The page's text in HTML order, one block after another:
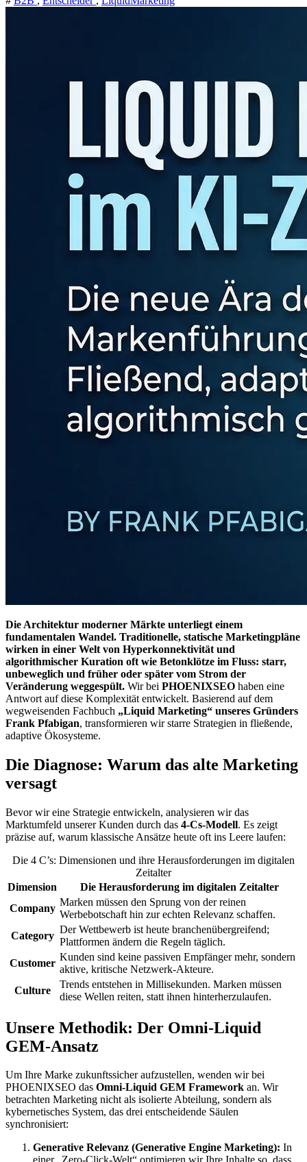
Die Architektur moderner Märkte unterliegt einem
fundamentalen Wandel. Traditionelle, statische Marketingpläne
wirken in einer Welt von Hyperkonnektivität und
algorithmischer Kuration oft wie Betonklötze im Fluss: starr,
unbeweglich und früher oder später vom Strom der
Veränderung weggespült. Wir bei PHOENIXSEO haben eine
Antwort auf diese Komplexität entwickelt. Basierend auf dem
wegweisenden Fachbuch „Liquid Marketing“ unseres Gründers
Frank Pfabigan, transformieren wir starre Strategien in fließende,
adaptive Ökosysteme.
Die Diagnose: Warum das alte Marketing
versagt
Bevor wir eine Strategie entwickeln, analysieren wir das
Marktumfeld unserer Kunden durch das 4-Cs-Modell. Es zeigt
präzise auf, warum klassische Ansätze heute oft ins Leere laufen:
Die 4 C’s: Dimensionen und ihre Herausforderungen im digitalen
Zeitalter
Dimension
Die Herausforderung im digitalen Zeitalter
Company
Marken müssen den Sprung von der reinen
Werbebotschaft hin zur echten Relevanz schaffen.
Category
Der Wettbewerb ist heute branchenübergreifend;
Plattformen ändern die Regeln täglich.
Customer
Kunden sind keine passiven Empfänger mehr, sondern
aktive, kritische Netzwerk-Akteure.
Culture
Trends entstehen in Millisekunden. Marken müssen
diese Wellen reiten, statt ihnen hinterherzulaufen.
Unsere Methodik: Der Omni-Liquid
GEM-Ansatz
Um Ihre Marke zukunftssicher aufzustellen, wenden wir bei
PHOENIXSEO das Omni-Liquid GEM Framework an. Wir
betrachten Marketing nicht als isolierte Abteilung, sondern als
kybernetisches System, das drei entscheidende Säulen
synchronisiert:
Generative Relevanz (Generative Engine Marketing): In